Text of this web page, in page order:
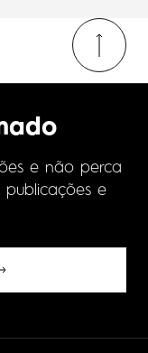
e não perca
publicações e